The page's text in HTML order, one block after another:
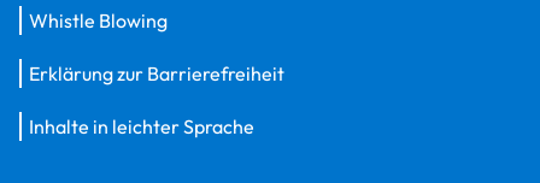
Whistle Blowing
Erklärung zur Barrierefreiheit
Inhalte in leichter Sprache